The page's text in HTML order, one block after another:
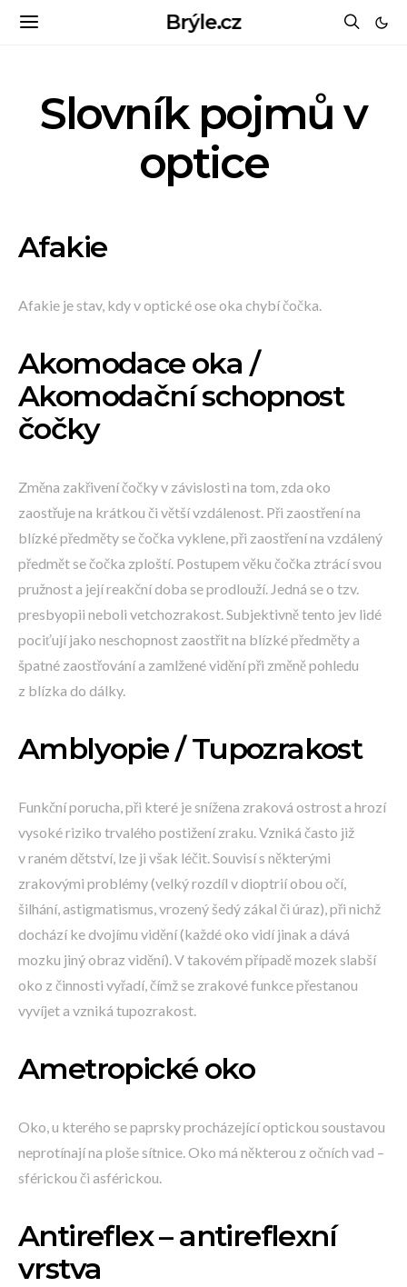
Brýle.cz
Slovník pojmů v
optice
Afakie
Afakie je stav, kdy v optické ose oka chybí čočka.
Akomodace oka /
Akomodační schopnost
čočky
Změna zakřivení čočky v závislosti na tom, zda oko
zaostřuje na krátkou či větší vzdálenost. Při zaostření na
blízké předměty se čočka vyklene, při zaostření na vzdálený
předmět se čočka zploští. Postupem věku čočka ztrácí svou
pružnost a její reakční doba se prodlouží. Jedná se o tzv.
presbyopii neboli vetchozrakost. Subjektivně tento jev lidé
pociťují jako neschopnost zaostřit na blízké předměty a
špatné zaostřování a zamlžené vidění při změně pohledu
z blízka do dálky.
Amblyopie / Tupozrakost
Funkční porucha, při které je snížena zraková ostrost a hrozí
vysoké riziko trvalého postižení zraku. Vzniká často již
v raném dětství, lze ji však léčit. Souvisí s některými
zrakovými problémy (velký rozdíl v dioptrií obou očí,
šilhání, astigmatismus, vrozený šedý zákal či úraz), při nichž
dochází ke dvojímu vidění (každé oko vidí jinak a dává
mozku jiný obraz vidění). V takovém případě mozek slabší
oko z činnosti vyřadí, čímž se zrakové funkce přestanou
vyvíjet a vzniká tupozrakost.
Ametropické oko
Oko, u kterého se paprsky procházející optickou soustavou
neprotínají na ploše sítnice. Oko má některou z očních vad –
sférickou či asférickou.
Antireflex – antireflexní
vrstva